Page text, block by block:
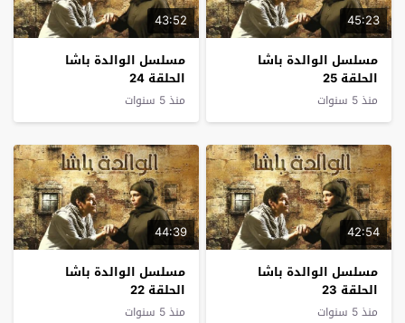
45:23
مسلسل الوالدة باشا
الحلقة 25
منذ 5 سنوات
43:52
مسلسل الوالدة باشا
الحلقة 24
منذ 5 سنوات
42:54
مسلسل الوالدة باشا
الحلقة 23
منذ 5 سنوات
44:39
مسلسل الوالدة باشا
الحلقة 22
منذ 5 سنوات